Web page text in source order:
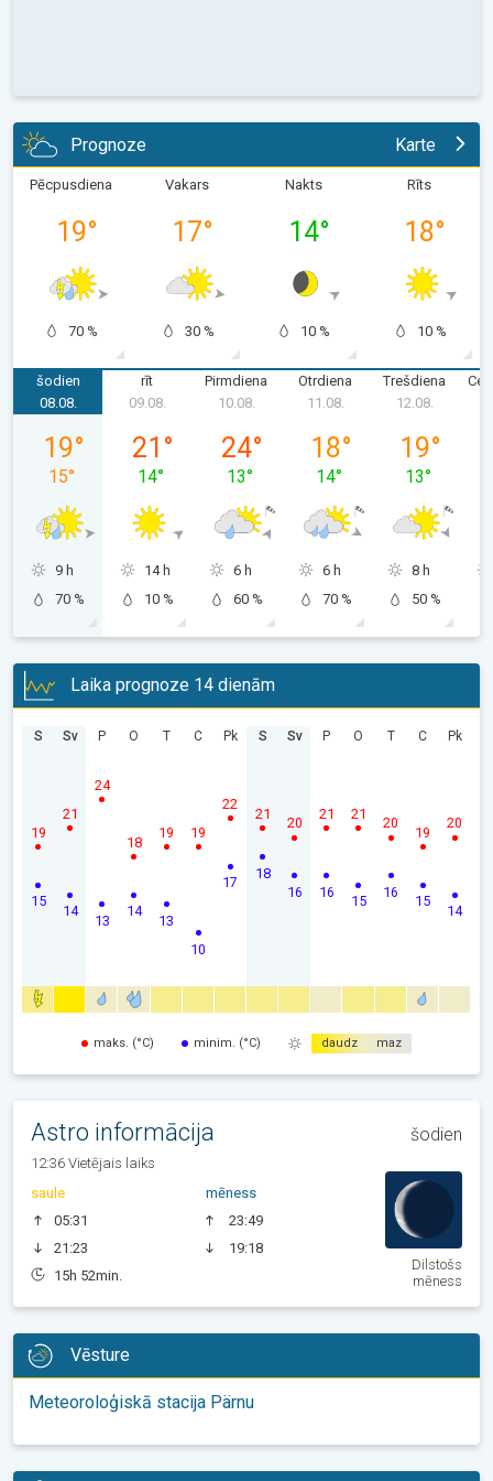
Prognoze Karte
Pēcpusdiena
19°
70 %
Vakars
17°
30 %
Nakts
14°
10 %
Rīts
18°
10 %
šodien
sestdiena, 08.08.
08.08.
19°
15°
9 h
70 %
rīt
09.08.
21 °
14°
14 h
10 %
Pirmdiena
10.08.
24°
13°
6 h
60 %
Otrdiena
11.08.
18°
14°
6 h
70 %
Trešdiena
12.08.
19°
13°
8 h
50 %
Laika prognoze 14 dienām
S
15
19
Sv
14
21
P
13
24
O
14
18
T
13
19
C
10
19
Pk
17
22
S
18
21
Sv
16
20
P
16
21
O
15
21
T
16
20
C
15
19
Pk
14
20
maks. (°C) minim. (°C) daudz maz
Astro informācija šodien
12:36 Vietējais laiks
saule
05:31
21:23
15h 52min.
mēness
23:49
19:18
Dilstošs
mēness
Vēsture
Meteoroloģiskā stacija Pärnu